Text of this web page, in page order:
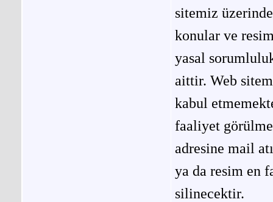
sitemiz
konular ve
yasal
aittir. Web
kabul
faaliyet
adresine mail
ya da resim en
silinecektir.